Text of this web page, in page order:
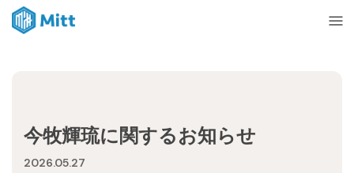
News
今牧輝琉に関するお知らせ
2026.05.27